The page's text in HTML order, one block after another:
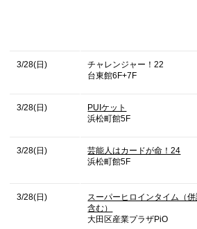
3/28(日)
チャレンジャー！22
台東館6F+7F
3/28(日)
PUIケット
浜松町館5F
3/28(日)
芸能人はカードが命！24
浜松町館5F
3/28(日)
スーパーヒロインタイム（併
含む）
大田区産業プラザPiO